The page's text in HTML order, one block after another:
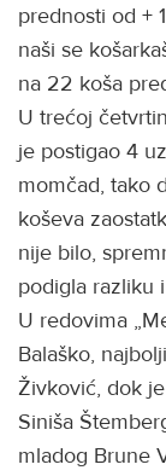
prednosti od +
naši se
na 22 koša
U trećoj
je postigao 4
momčad, tako
koševa
nije bilo,
podigla razliku
U redovima
Balaško,
Živković, dok
Siniša
mladog Brune